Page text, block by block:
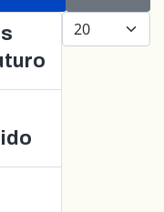
Cantidad a